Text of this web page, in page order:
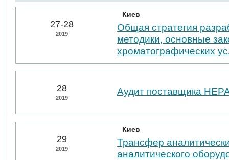
27-28
2019
Киев
Общая стратегия
методики, основные
хроматографических
28
2019
Аудит поставщика
29
2019
Киев
Трансфер
аналитического